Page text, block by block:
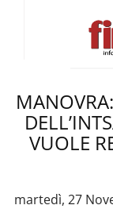
VUOLE
martedì, 27